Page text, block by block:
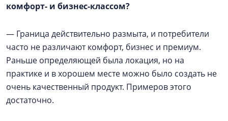
комфорт- и бизнес-классом?
— Граница действительно размыта, и потребители
часто не различают комфорт, бизнес и премиум.
Раньше определяющей была локация, но на
практике и в хорошем месте можно было создать не
очень качественный продукт. Примеров этого
достаточно.